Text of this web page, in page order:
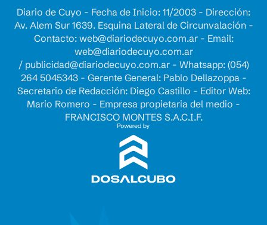
Diario de Cuyo - Fecha de Inicio: 11/2003 - Dirección:
Av. Alem Sur 1639. Esquina Lateral de Circunvalación -
Contacto: web@diariodecuyo.com.ar- Email:
web@diariodecuyo.com.ar
/ publicidad@diariodecuyo.com.ar- Whatsapp: (054)
264 5045343 - Gerente General: Pablo Dellazoppa -
Secretario de Redacción: Diego Castillo - Editor Web:
Mario Romero - Empresa propietaria del medio -
FRANCISCO MONTES S.A.C.I.F.